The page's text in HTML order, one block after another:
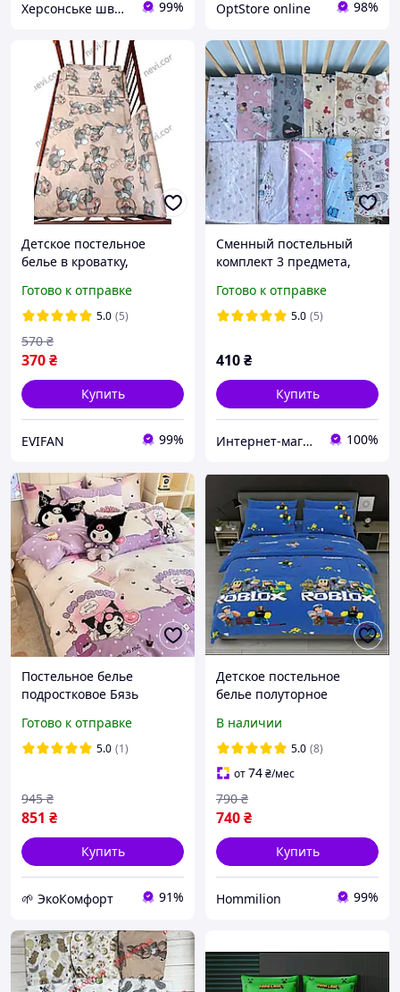
Херсонське швейне об'єднання 99% OptStore online 98%
Детское постельное
белье в кроватку,
в кроватку
Готово к отправке
5.0 (5)
370₴
570 ₴
Купить
EVIFAN 99%
Сменный постельный
комплект 3 предмета,
Готово к отправке
5.0 (5)
410₴
Купить
Интернет-магазин ПУЗИК 100%
Постельное белье
подростковое Бязь
Готово к отправке
5.0 (1)
851 ₴
945 ₴
Купить
🌱 ЭкоКомфорт 91%
Детское постельное
белье полуторное
наволочкой 50*70 Бязь
Голд
В наличии
5.0 (8)
от74₴/мес
740₴
790 ₴
Купить
Hommilion 99%